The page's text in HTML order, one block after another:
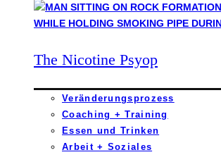
The Nicotine Psyop
Veränderungsprozess
Coaching + Training
Essen und Trinken
Arbeit + Soziales